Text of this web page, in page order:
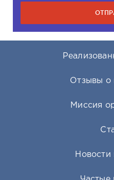
Отзывы о
Миссия
Новости